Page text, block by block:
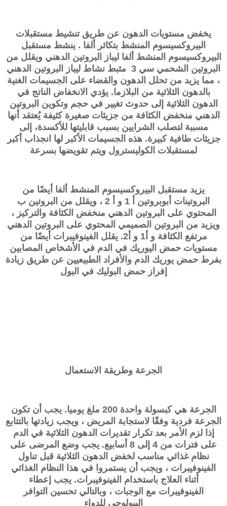
يخفض مستويات الدهون عن طريق تنشيط مستقبلات
البيروكسيسوم المنشط بتكاثر ألفا . ينشط مستقبل
البيروكسيسوم المنشط ألفا ليباز البروتين الدهني ويقلل من
البروتين الشحمي سي 3 مثبط نشاط ليباز البروتين الدهني
، مما يزيد من تحلل الدهون والقضاء على الجسيمات الغنية
بالدهون الثلاثية من البلازما. يؤدي الانخفاض الناتج في
الدهون الثلاثية إلى حدوث تغيير في حجم وتكوين البروتين
الدهني منخفض الكثافة من جزيئات صغيرة كثيفة يُعتقد أنها
مسببة لتصلب الشرايين بسبب قابليتها للأكسدة، إلى
جزيئات طافية كبيرة. هذه الجسيمات الأكبر لها انجذاب أكبر
لمستقبلات الكوليسترول ويتم تقويضها بسرعة
يزيد مستقبل البيروكسيسوم المنشط ألفا أيضًا من
البروتينات أبوبروتين أ 1 و أ 2 ، ويقلل من البروتين ب
المحتوي على البروتين الدهني منخفض الكثافة والتركيز ،
ويزيد من البروتين الصميمي المحتوي على البروتين الدهني
مرتفع الكثافة و أ1 و أ2. يقلل الفينوفيبرات أيضًا من
مستويات حمض اليوريك في الدم في الأشخاص المصابين
بفرط حمض يوريك الدم والأفراد الطبيعيين عن طريق زيادة
إفراز حمض البوليك في البول
الجرعة وطريقة الاستعمال
الجرعة هي كبسولة واحدة 200 ملغ يوميا. يجب أن تكون
الجرعة فردية وفقًا لاستجابة المريض ، ويجب زيادتها بالتتابع
إذا لزم الأمر بعد تكرار تقديرات الدهون الثلاثية في الدم
على فترات من 4 إلى 8 أسابيع. يجب وضع المرضى على
نظام غذائي مناسب لخفض الدهون الثلاثية قبل تناول
الفينوفيبرات ، ويجب أن يستمروا في هذا النظام الغذائي
أثناء العلاج باستخدام الفينوفيبرات. يجب إعطاء
الفينوفيبرات مع الوجبات ، وبالتالي تحسين التوافر
البيولوجي للدواء